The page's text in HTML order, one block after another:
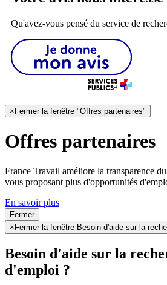
Qu'avez-vous pensé du service de
× Fermer la fenêtre "Offres partenaires"
Offres partenaires
France Travail améliore la transparence
vous proposant plus d'opportunités
En savoir plus
Fermer
× Fermer la fenêtre Besoin d'aide sur la
Besoin d'aide sur la
d'emploi ?